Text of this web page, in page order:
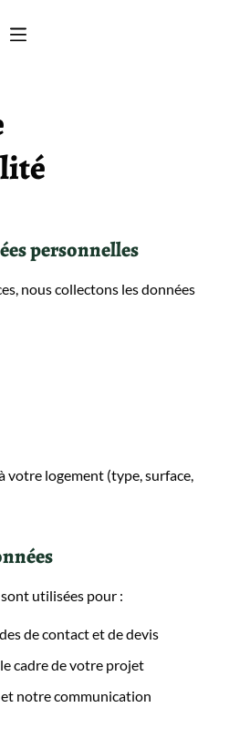
personnelles
nous collectons les données
votre logement (type, surface,
utilisées pour :
de contact et de devis
cadre de votre projet
notre communication